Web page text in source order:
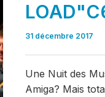
31 décembre 2017
Une Nuit des
Amiga? Mais